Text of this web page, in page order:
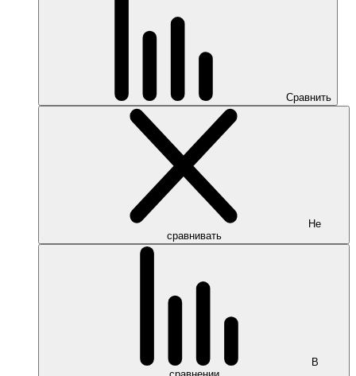
Сравнить
Не
сравнивать
В